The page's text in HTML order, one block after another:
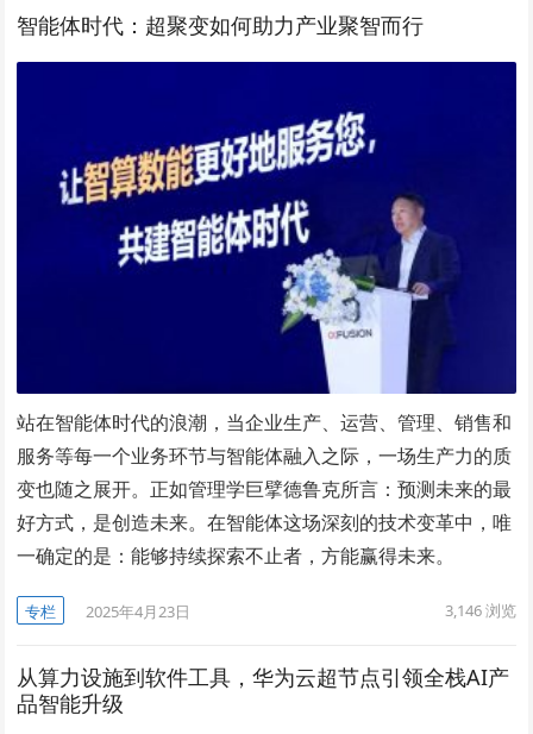
智能体时代：超聚变如何助力产业聚智而行
站在智能体时代的浪潮，当企业生产、运营、管理、销售和
服务等每一个业务环节与智能体融入之际，一场生产力的质
变也随之展开。正如管理学巨擘德鲁克所言：预测未来的最
好方式，是创造未来。在智能体这场深刻的技术变革中，唯
一确定的是：能够持续探索不止者，方能赢得未来。
专栏 2025年4月23日 3,146浏览
从算力设施到软件工具，华为云超节点引领全栈AI产
品智能升级